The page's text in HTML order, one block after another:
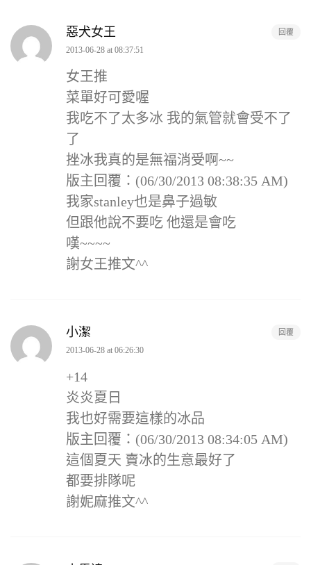
惡犬女王
2013-06-28 at 08:37:51
女王推
菜單好可愛喔
我吃不了太多冰 我的氣管就會受不了
了
挫冰我真的是無福消受啊~~
版主回覆：(06/30/2013 08:38:35 AM)
我家stanley也是鼻子過敏
但跟他說不要吃 他還是會吃
嘆~~~~
謝女王推文^^
回覆
小潔
2013-06-28 at 06:26:30
+14
炎炎夏日
我也好需要這樣的冰品
版主回覆：(06/30/2013 08:34:05 AM)
這個夏天 賣冰的生意最好了
都要排隊呢
謝妮麻推文^^
回覆